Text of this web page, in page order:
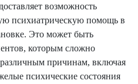
возможность
психиатрическую помощь в
Это может быть
которым сложно
причинам, включая
психические состояния